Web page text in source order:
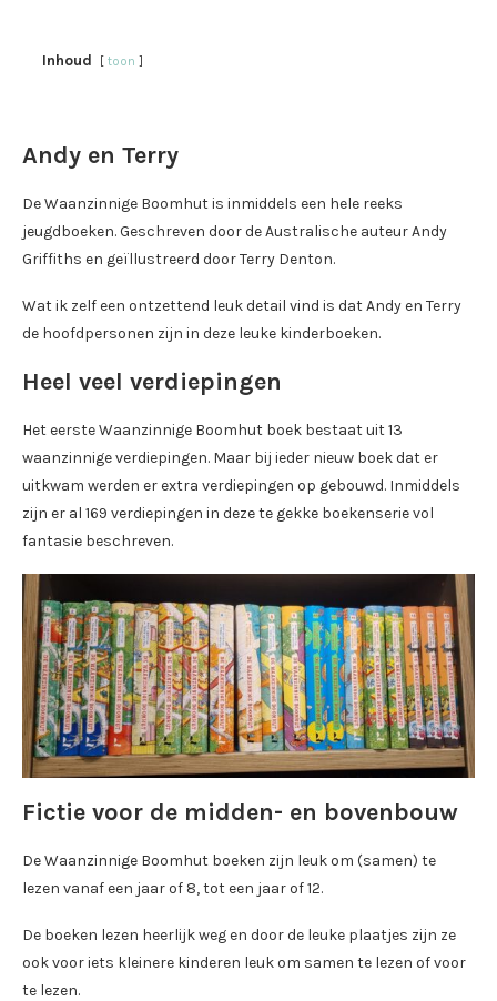
Inhoud toon
Andy en Terry
De Waanzinnige Boomhut is inmiddels een hele reeks
jeugdboeken. Geschreven door de Australische auteur Andy
Griffiths en geïllustreerd door Terry Denton.
Wat ik zelf een ontzettend leuk detail vind is dat Andy en Terry
de hoofdpersonen zijn in deze leuke kinderboeken.
Heel veel verdiepingen
Het eerste Waanzinnige Boomhut boek bestaat uit 13
waanzinnige verdiepingen. Maar bij ieder nieuw boek dat er
uitkwam werden er extra verdiepingen op gebouwd. Inmiddels
zijn er al 169 verdiepingen in deze te gekke boekenserie vol
fantasie beschreven.
Fictie voor de midden- en bovenbouw
De Waanzinnige Boomhut boeken zijn leuk om (samen) te
lezen vanaf een jaar of 8, tot een jaar of 12.
De boeken lezen heerlijk weg en door de leuke plaatjes zijn ze
ook voor iets kleinere kinderen leuk om samen te lezen of voor
te lezen.